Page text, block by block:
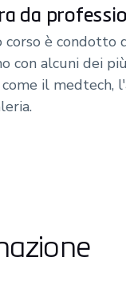
da
corso è condotto
con alcuni dei
il medtech,